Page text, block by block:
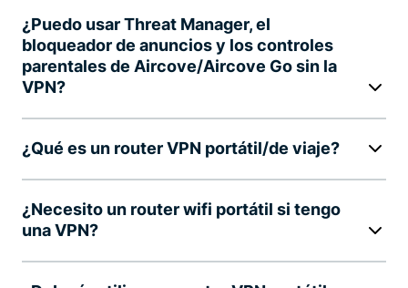
¿Puedo usar Threat Manager, el
bloqueador de anuncios y los controles
parentales de Aircove/Aircove Go sin la
VPN?
¿Qué es un router VPN portátil/de viaje?
¿Necesito un router wifi portátil si tengo
una VPN?